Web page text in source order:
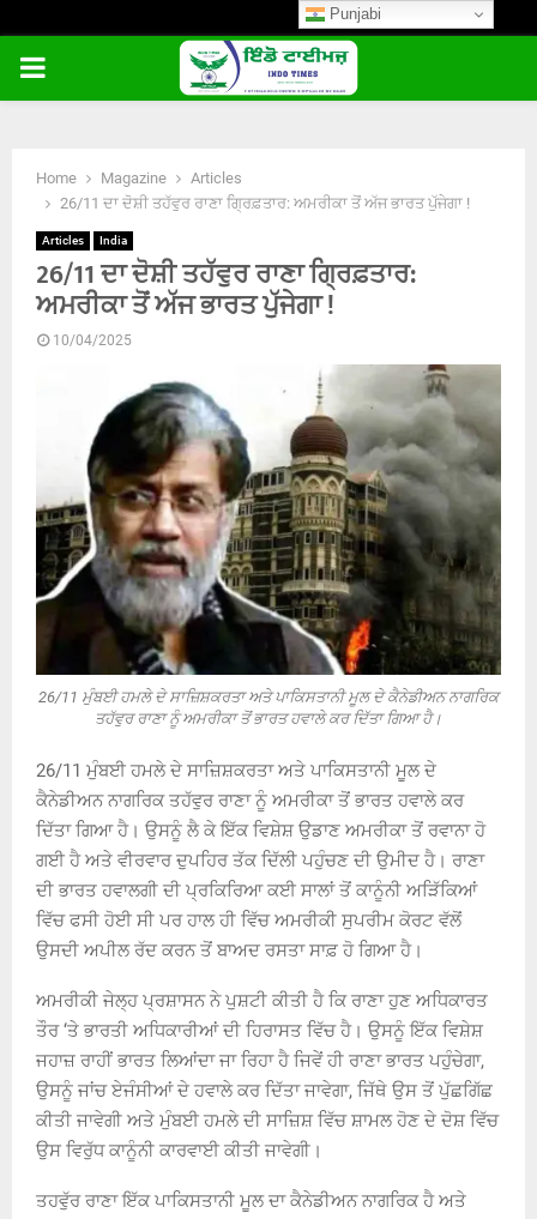
PRIMARY
Home Magazine
Articles
26/11 ਦਾ ਦੋਸ਼ੀ ਤਹੱਵੁਰ ਰਾਣਾ ਗ੍ਰਿਫ਼ਤਾਰ: ਅਮਰੀਕਾ ਤੋਂ ਅੱਜ ਭਾਰਤ ਪੁੱਜੇਗਾ !
Articles India
26/11 ਦਾ ਦੋਸ਼ੀ ਤਹੱਵੁਰ ਰਾਣਾ ਗ੍ਰਿਫ਼ਤਾਰ:
ਅਮਰੀਕਾ ਤੋਂ ਅੱਜ ਭਾਰਤ ਪੁੱਜੇਗਾ !
10/04/2025
26/11 ਮੁੰਬਈ ਹਮਲੇ ਦੇ ਸਾਜ਼ਿਸ਼ਕਰਤਾ ਅਤੇ ਪਾਕਿਸਤਾਨੀ ਮੂਲ ਦੇ ਕੈਨੇਡੀਅਨ ਨਾਗਰਿਕ
ਤਹੱਵੁਰ ਰਾਣਾ ਨੂੰ ਅਮਰੀਕਾ ਤੋਂ ਭਾਰਤ ਹਵਾਲੇ ਕਰ ਦਿੱਤਾ ਗਿਆ ਹੈ।
26/11 ਮੁੰਬਈ ਹਮਲੇ ਦੇ ਸਾਜ਼ਿਸ਼ਕਰਤਾ ਅਤੇ ਪਾਕਿਸਤਾਨੀ ਮੂਲ ਦੇ
ਕੈਨੇਡੀਅਨ ਨਾਗਰਿਕ ਤਹੱਵੁਰ ਰਾਣਾ ਨੂੰ ਅਮਰੀਕਾ ਤੋਂ ਭਾਰਤ ਹਵਾਲੇ ਕਰ
ਦਿੱਤਾ ਗਿਆ ਹੈ। ਉਸਨੂੰ ਲੈ ਕੇ ਇੱਕ ਵਿਸ਼ੇਸ਼ ਉਡਾਣ ਅਮਰੀਕਾ ਤੋਂ ਰਵਾਨਾ ਹੋ
ਗਈ ਹੈ ਅਤੇ ਵੀਰਵਾਰ ਦੁਪਹਿਰ ਤੱਕ ਦਿੱਲੀ ਪਹੁੰਚਣ ਦੀ ਉਮੀਦ ਹੈ। ਰਾਣਾ
ਦੀ ਭਾਰਤ ਹਵਾਲਗੀ ਦੀ ਪ੍ਰਕਿਰਿਆ ਕਈ ਸਾਲਾਂ ਤੋਂ ਕਾਨੂੰਨੀ ਅੜਿੱਕਿਆਂ
ਵਿੱਚ ਫਸੀ ਹੋਈ ਸੀ ਪਰ ਹਾਲ ਹੀ ਵਿੱਚ ਅਮਰੀਕੀ ਸੁਪਰੀਮ ਕੋਰਟ ਵੱਲੋਂ
ਉਸਦੀ ਅਪੀਲ ਰੱਦ ਕਰਨ ਤੋਂ ਬਾਅਦ ਰਸਤਾ ਸਾਫ਼ ਹੋ ਗਿਆ ਹੈ।
ਅਮਰੀਕੀ ਜੇਲ੍ਹ ਪ੍ਰਸ਼ਾਸਨ ਨੇ ਪੁਸ਼ਟੀ ਕੀਤੀ ਹੈ ਕਿ ਰਾਣਾ ਹੁਣ ਅਧਿਕਾਰਤ
ਤੌਰ ‘ਤੇ ਭਾਰਤੀ ਅਧਿਕਾਰੀਆਂ ਦੀ ਹਿਰਾਸਤ ਵਿੱਚ ਹੈ। ਉਸਨੂੰ ਇੱਕ ਵਿਸ਼ੇਸ਼
ਜਹਾਜ਼ ਰਾਹੀਂ ਭਾਰਤ ਲਿਆਂਦਾ ਜਾ ਰਿਹਾ ਹੈ ਜਿਵੇਂ ਹੀ ਰਾਣਾ ਭਾਰਤ ਪਹੁੰਚੇਗਾ,
ਉਸਨੂੰ ਜਾਂਚ ਏਜੰਸੀਆਂ ਦੇ ਹਵਾਲੇ ਕਰ ਦਿੱਤਾ ਜਾਵੇਗਾ, ਜਿੱਥੇ ਉਸ ਤੋਂ ਪੁੱਛਗਿੱਛ
ਕੀਤੀ ਜਾਵੇਗੀ ਅਤੇ ਮੁੰਬਈ ਹਮਲੇ ਦੀ ਸਾਜ਼ਿਸ਼ ਵਿੱਚ ਸ਼ਾਮਲ ਹੋਣ ਦੇ ਦੋਸ਼ ਵਿੱਚ
ਉਸ ਵਿਰੁੱਧ ਕਾਨੂੰਨੀ ਕਾਰਵਾਈ ਕੀਤੀ ਜਾਵੇਗੀ।
ਤਹਵੁੱਰ ਰਾਣਾ ਇੱਕ ਪਾਕਿਸਤਾਨੀ ਮੂਲ ਦਾ ਕੈਨੇਡੀਅਨ ਨਾਗਰਿਕ ਹੈ ਅਤੇ
Punjabi